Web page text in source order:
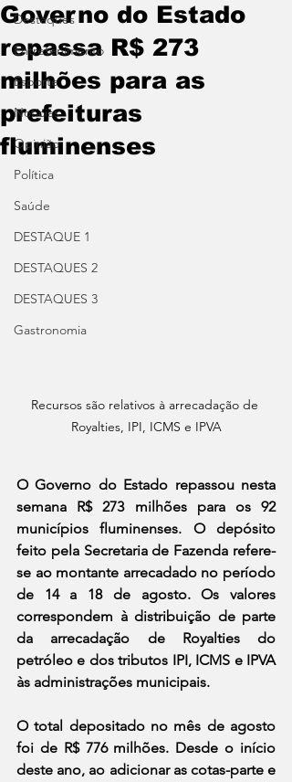
Destaques
Entretenimento
Esporte
Notícias
Opinião
Política
Saúde
DESTAQUE 1
DESTAQUES 2
DESTAQUES 3
Gastronomia
Governo do Estado
repassa R$ 273
milhões para as
prefeituras
fluminenses
Recursos são relativos à arrecadação de
Royalties, IPI, ICMS e IPVA
O Governo do Estado repassou nesta
semana R$ 273 milhões para os 92
municípios fluminenses. O depósito
feito pela Secretaria de Fazenda refere-
se ao montante arrecadado no período
de 14 a 18 de agosto. Os valores
correspondem à distribuição de parte
da arrecadação de Royalties do
petróleo e dos tributos IPI, ICMS e IPVA
às administrações municipais.
O total depositado no mês de agosto
foi de R$ 776 milhões. Desde o início
deste ano, ao adicionar as cotas-parte e